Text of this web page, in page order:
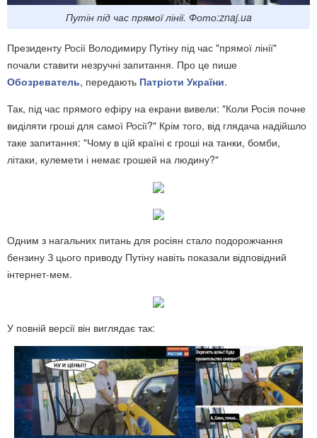
Путін під час прямої лінії. Фото:znaj.ua
Президенту Росії Володимиру Путіну під час "прямої лінії"
почали ставити незручні запитання. Про це пише
Обозреватель, передають Патріоти України.
Так, під час прямого ефіру на екрани вивели: "Коли Росія почне
виділяти гроші для самої Росії?" Крім того, від глядача надійшло
таке запитання: "Чому в цій країні є гроші на танки, бомби,
літаки, кулемети і немає грошей на людину?"
Одним з нагальних питань для росіян стало подорожчання
бензину З цього приводу Путіну навіть показали відповідний
інтернет-мем.
У повній версії він виглядає так: